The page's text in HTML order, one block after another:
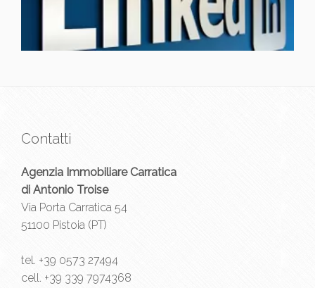
Contatti
Agenzia Immobiliare Carratica
di Antonio Troise
Via Porta Carratica 54
51100 Pistoia (PT)
tel. +39 0573 27494
cell. +39 339 7974368